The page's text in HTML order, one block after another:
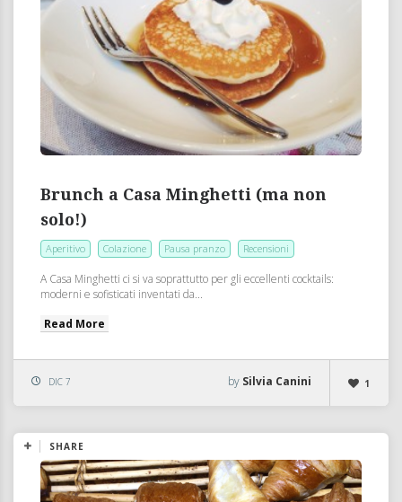
Brunch a Casa Minghetti (ma non
solo!)
Aperitivo Colazione Pausa pranzo Recensioni
A Casa Minghetti ci si va soprattutto per gli eccellenti cocktails:
moderni e sofisticati inventati da...
Read More
DIC 7 1
by Silvia Canini
SHARE